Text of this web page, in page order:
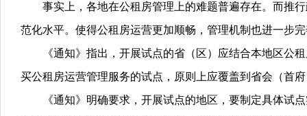
事实上，各地在公租房管理上的难题普遍存在。而推行
范化水平。使得公租房运营更加顺畅，管理机制也进一步
《通知》指出，开展试点的省（区）应结合本地区公租
买公租房运营管理服务的试点，原则上应覆盖到省会（首
《通知》明确要求，开展试点的地区，要制定具体试点